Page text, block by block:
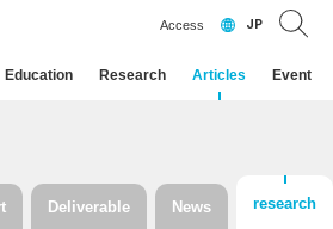
Education Research Articles Event
Access JP
Deliverable News research